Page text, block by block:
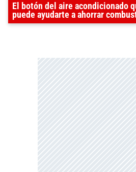
El botón del aire acondicionado
puede ayudarte a ahorrar